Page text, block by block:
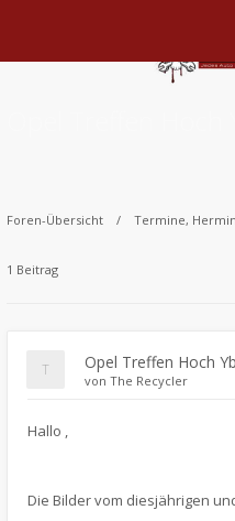
Foren-Übersicht Termine,
1 Beitrag
Opel Treffen Hoch
von The Recycler
​Hallo ,
Die Bilder vom diesjährigen